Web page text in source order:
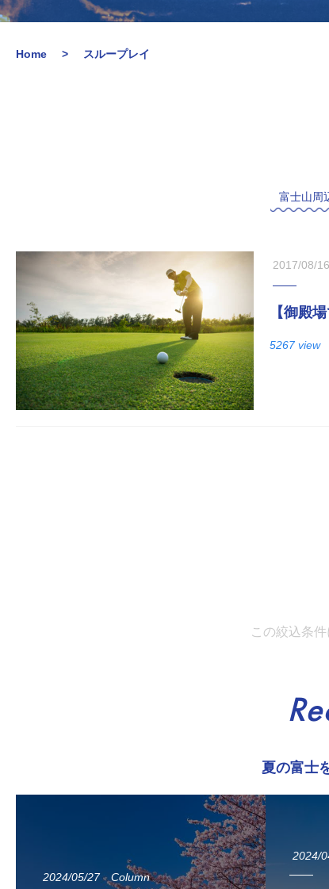
Home スループレイ
富士山周
2017/08/16
【御殿
5267 view
この絞込条
夏の富士
2024/05/27 Column
2024/